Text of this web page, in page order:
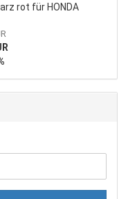
rot für HONDA